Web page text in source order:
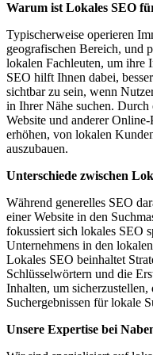
Warum ist Lokales SEO
Typischerweise operieren
geografischen Bereich, und
lokalen Fachleuten, um ihre
SEO hilft Ihnen dabei,
sichtbar zu sein, wenn
in Ihrer Nähe suchen.
Website und anderer
erhöhen, von lokalen
auszubauen.
Unterschiede zwischen
Während generelles SEO
einer Website in den
fokussiert sich lokales SEO
Unternehmens in den
Lokales SEO beinhaltet
Schlüsselwörtern und die
Inhalten, um
Suchergebnissen für lokale
Unsere Expertise bei